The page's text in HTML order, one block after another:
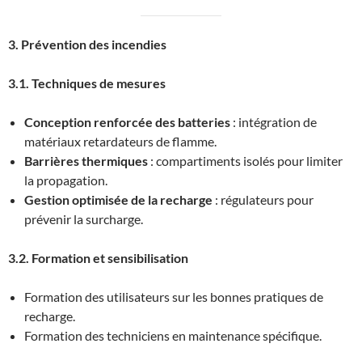
3. Prévention des incendies
3.1. Techniques de mesures
Conception renforcée des batteries : intégration de
matériaux retardateurs de flamme.
Barrières thermiques : compartiments isolés pour limiter
la propagation.
Gestion optimisée de la recharge : régulateurs pour
prévenir la surcharge.
3.2. Formation et sensibilisation
Formation des utilisateurs sur les bonnes pratiques de
recharge.
Formation des techniciens en maintenance spécifique.